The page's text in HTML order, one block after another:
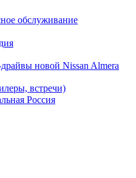
обслуживание
новой Nissan Almera
встречи)
Россия